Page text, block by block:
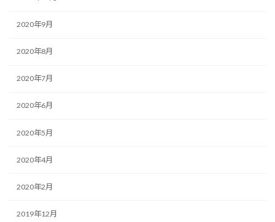
2020年9月
2020年8月
2020年7月
2020年6月
2020年5月
2020年4月
2020年2月
2019年12月